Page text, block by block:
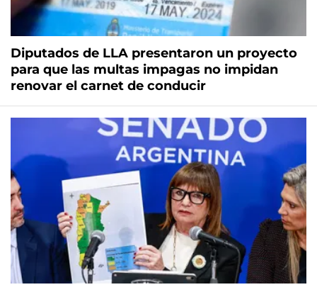
Diputados de LLA presentaron un proyecto
para que las multas impagas no impidan
renovar el carnet de conducir